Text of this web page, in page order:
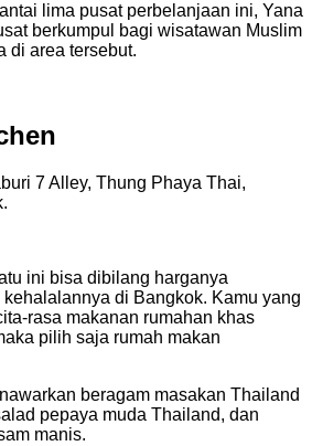
lima pusat perbelanjaan ini, Yana
berkumpul bagi wisatawan Muslim
di area tersebut.
7 Alley, Thung Phaya Thai,
ini bisa dibilang harganya
di Bangkok. Kamu yang
rasa makanan rumahan khas
pilih saja rumah makan
beragam masakan Thailand
pepaya muda Thailand, dan
manis.